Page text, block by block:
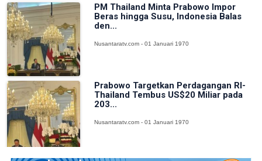
PM Thailand Minta Prabowo Impor
Beras hingga Susu, Indonesia Balas
den...
Nusantaratv.com - 01 Januari 1970
Prabowo Targetkan Perdagangan RI-
Thailand Tembus US$20 Miliar pada
203...
Nusantaratv.com - 01 Januari 1970